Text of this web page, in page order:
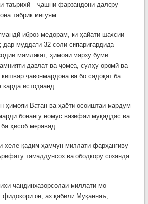
таърихӣ – ҷашни фарзандони далеру
табрик мегӯям.
иброз медорам, ки ҳайати шахсии
муддати 32 соли сипаригардида
мамлакат, ҳимояи марзу буми
давлат ва ҷомеа, сулҳу оромӣ ва
кишвар ҷавонмардона ва бо садоқат ба
истодаанд.
ҳимояи Ватан ва ҳаёти осоиштаи мардум
бонангу номус вазифаи муқаддас ва
ҳисоб меравад.
хеле қадим ҳамчун миллати фарҳангиву
тамаддунсоз ва ободкору созанда
чандинҳазорсолаи миллати мо
он, аз қабили Муқаннаъ,